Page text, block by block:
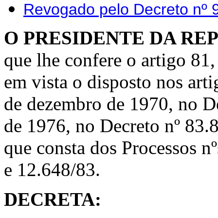
Revogado pelo Decreto nº
O PRESIDENTE DA
que lhe confere o artigo
em vista o disposto nos
de dezembro de 1970, no
de 1976, no Decreto nº
que consta dos Processos
e 12.648/83.
DECRETA: